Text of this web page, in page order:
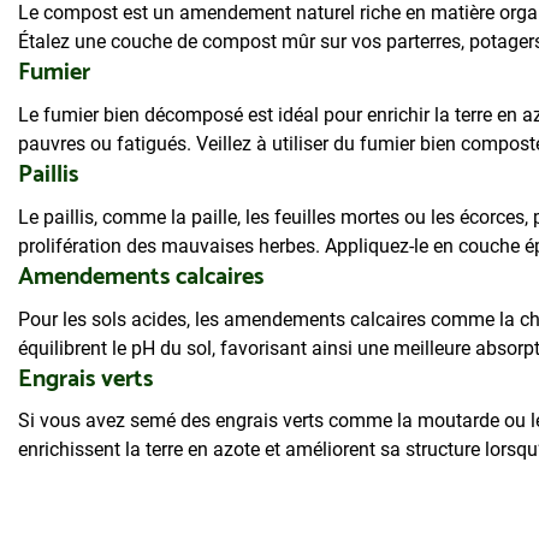
Le compost est un amendement naturel riche en matière
Étalez une couche de compost mûr sur vos parterres,
Fumier
Le fumier bien décomposé est idéal pour enrichir la terre en
pauvres ou fatigués. Veillez à utiliser du fumier bien
Paillis
Le paillis, comme la paille, les feuilles mortes ou les écorces,
prolifération des mauvaises herbes. Appliquez-le en couche
Amendements calcaires
Pour les sols acides, les amendements calcaires comme la
équilibrent le pH du sol, favorisant ainsi une meilleure
Engrais verts
Si vous avez semé des engrais verts comme la moutarde
enrichissent la terre en azote et améliorent sa structure